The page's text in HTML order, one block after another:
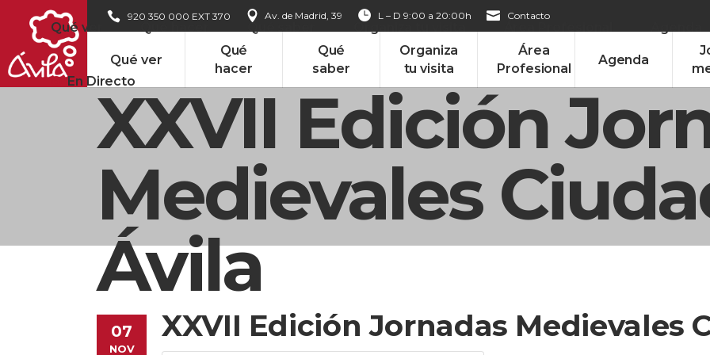
920 350 000 EXT 370 Av. de Madrid, 39 L – D 9:00 a 20:00h Contacto
Qué ver
Qué
hacer
Qué
saber
Organiza
tu visita
Área
Profesional
Agenda
Qué ver Qué saber Organiza tu visita
En Directo
XXVII Edición
Medievales
Ávila
07
NOV
XXVII Edición Jornadas Medievales